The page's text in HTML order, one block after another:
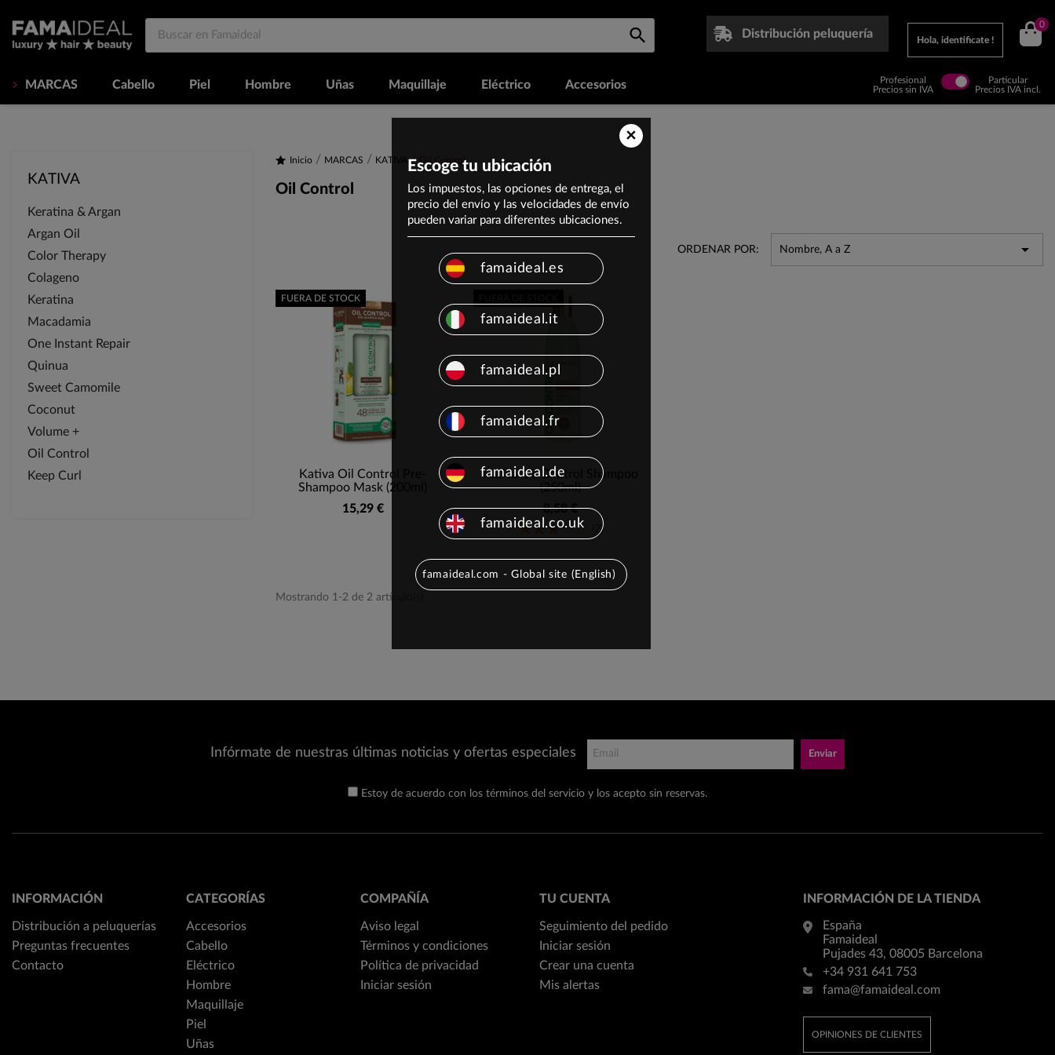
Distribución peluquería
Hola, identificate !
0
MARCAS Cabello Piel Hombre Uñas Maquillaje Eléctrico Accesorios
Profesional
Precios sin IVA
Particular
Precios IVA incl.
KATIVA
Keratina & Argan
Argan Oil
Color Therapy
Colageno
Keratina
Macadamia
One Instant Repair
Quinua
Sweet Camomile
Coconut
Volume +
Oil Control
Keep Curl
Inicio MARCAS KATIVA Oil Control
Oil Control
ORDENAR POR: Nombre, A a Z 
Kativa Oil Control Pre-
Shampoo Mask (200ml)
15,29 €
FUERA DE STOCK
Kativa Oil Control Shampoo
(250ml)
8,58 €
(2)
Mostrando 1-2 de 2 artículo(s)
Infórmate de nuestras últimas noticias y ofertas especiales Enviar
Estoy de acuerdo con los términos del servicio y los acepto sin reservas.
INFORMACIÓN
Distribución a peluquerías
Preguntas frecuentes
Contacto
CATEGORÍAS
Accesorios
Cabello
Eléctrico
Hombre
Maquillaje
Piel
Uñas
COMPAÑÍA
Aviso legal
Términos y condiciones
Política de privacidad
Iniciar sesión
TU CUENTA
Seguimiento del pedido
Iniciar sesión
Crear una cuenta
Mis alertas
INFORMACIÓN DE LA TIENDA
España
Famaideal
Pujades 43, 08005 Barcelona
+34 931 641 753
fama@famaideal.com
OPINIONES DE CLIENTES
×
Escoge tu ubicación
Los impuestos, las opciones de entrega, el
precio del envío y las velocidades de envío
pueden variar para diferentes ubicaciones.
famaideal.es
famaideal.it
famaideal.pl
famaideal.fr
famaideal.de
famaideal.co.uk
famaideal.com - Global site (English)